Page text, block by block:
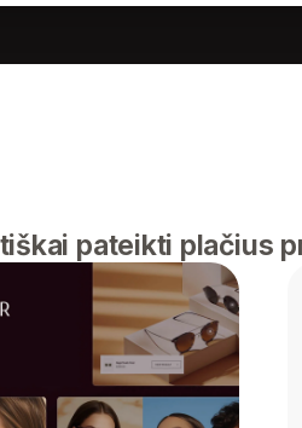
pateikti plačius